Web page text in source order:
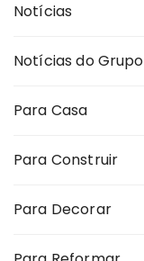
Notícias
Notícias do Grupo
Para Casa
Para Construir
Para Decorar